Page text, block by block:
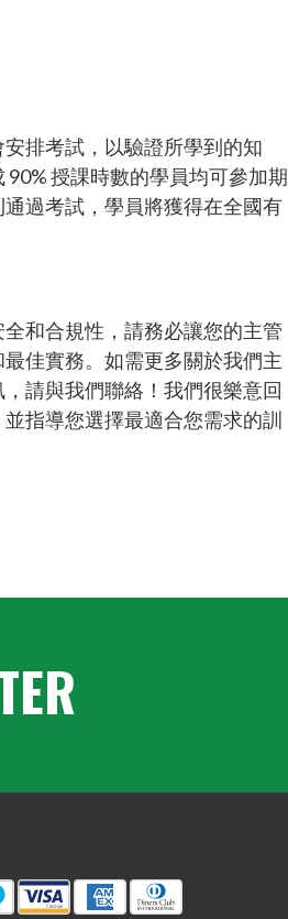
排考試，以驗證所學到的知
90% 授課時數的學員均可參加期
過考試，學員將獲得在全國有
和合規性，請務必讓您的主管
佳實務。如需更多關於我們主
請與我們聯絡！我們很樂意回
指導您選擇最適合您需求的訓